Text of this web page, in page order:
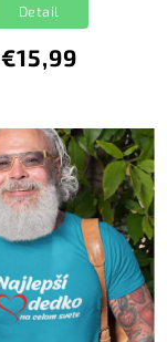
€15,99
Detail